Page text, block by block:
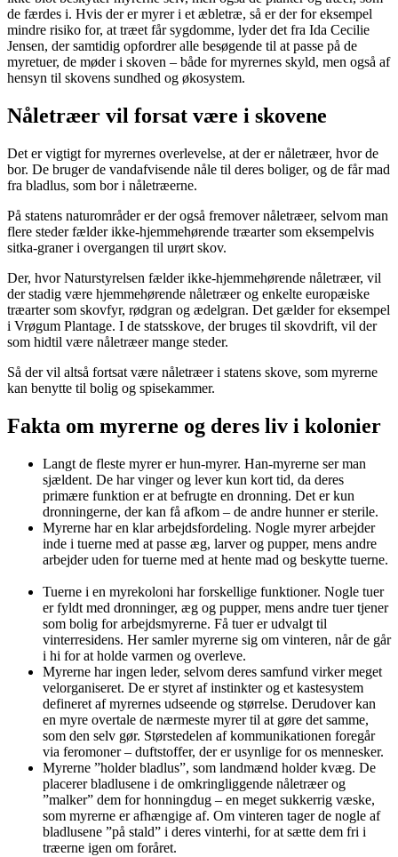
de færdes i. Hvis der er myrer i et æbletræ, så er der for eksempel
mindre risiko for, at træet får sygdomme, lyder det fra Ida Cecilie
Jensen, der samtidig opfordrer alle besøgende til at passe på de
myretuer, de møder i skoven – både for myrernes skyld, men også af
hensyn til skovens sundhed og økosystem.
Nåletræer vil forsat være i skovene
Det er vigtigt for myrernes overlevelse, at der er nåletræer, hvor de
bor. De bruger de vandafvisende nåle til deres boliger, og de får mad
fra bladlus, som bor i nåletræerne.
På statens naturområder er der også fremover nåletræer, selvom man
flere steder fælder ikke-hjemmehørende træarter som eksempelvis
sitka-graner i overgangen til urørt skov.
Der, hvor Naturstyrelsen fælder ikke-hjemmehørende nåletræer, vil
der stadig være hjemmehørende nåletræer og enkelte europæiske
træarter som skovfyr, rødgran og ædelgran. Det gælder for eksempel
i Vrøgum Plantage. I de statsskove, der bruges til skovdrift, vil der
som hidtil være nåletræer mange steder.
Så der vil altså fortsat være nåletræer i statens skove, som myrerne
kan benytte til bolig og spisekammer.
Fakta om myrerne og deres liv i kolonier
Langt de fleste myrer er hun-myrer. Han-myrerne ser man
sjældent. De har vinger og lever kun kort tid, da deres
primære funktion er at befrugte en dronning. Det er kun
dronningerne, der kan få afkom – de andre hunner er sterile.
Myrerne har en klar arbejdsfordeling. Nogle myrer arbejder
inde i tuerne med at passe æg, larver og pupper, mens andre
arbejder uden for tuerne med at hente mad og beskytte tuerne.
Tuerne i en myrekoloni har forskellige funktioner. Nogle tuer
er fyldt med dronninger, æg og pupper, mens andre tuer tjener
som bolig for arbejdsmyrerne. Få tuer er udvalgt til
vinterresidens. Her samler myrerne sig om vinteren, når de går
i hi for at holde varmen og overleve.
Myrerne har ingen leder, selvom deres samfund virker meget
velorganiseret. De er styret af instinkter og et kastesystem
defineret af myrernes udseende og størrelse. Derudover kan
en myre overtale de nærmeste myrer til at gøre det samme,
som den selv gør. Størstedelen af kommunikationen foregår
via feromoner – duftstoffer, der er usynlige for os mennesker.
Myrerne ”holder bladlus”, som landmænd holder kvæg. De
placerer bladlusene i de omkringliggende nåletræer og
”malker” dem for honningdug – en meget sukkerrig væske,
som myrerne er afhængige af. Om vinteren tager de nogle af
bladlusene ”på stald” i deres vinterhi, for at sætte dem fri i
træerne igen om foråret.